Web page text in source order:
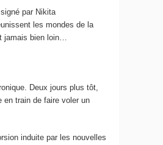
par Nikita
les mondes de la
jamais bien loin…
Deux jours plus tôt,
en train de faire voler un
induite par les nouvelles